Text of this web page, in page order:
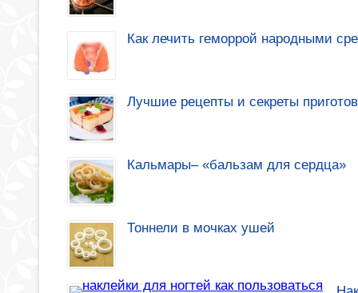
Как лечить геморрой народными
Лучшие рецепты и секреты
Кальмары– «бальзам для сердца»
Тоннели в мочках ушей